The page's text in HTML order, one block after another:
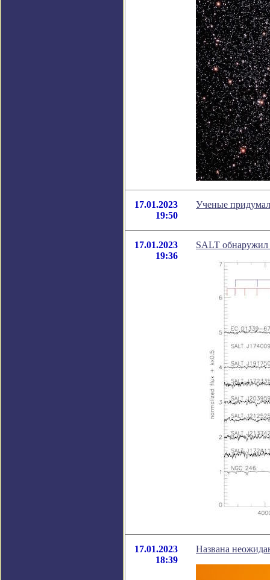
17.01.2023
19:50
Ученые
17.01.2023
19:36
SALT обнаружил
17.01.2023
18:39
Названа